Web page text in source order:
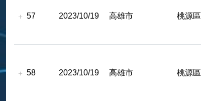
57 2023/10/19 高雄市 桃源區
58 2023/10/19 高雄市 桃源區